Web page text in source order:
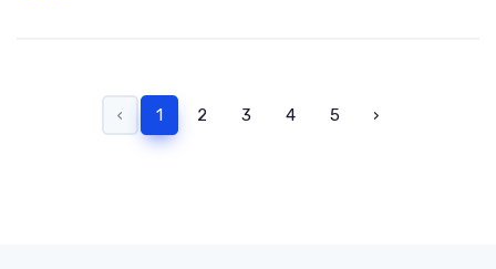
‹ 1 2 3 4 5 ›